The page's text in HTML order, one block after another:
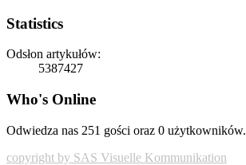
Statistics
Odsłon artykułów:
5387427
Who's Online
Odwiedza nas 251 gości oraz 0 użytkowników.
copyright by SAS Visuelle Kommunikation